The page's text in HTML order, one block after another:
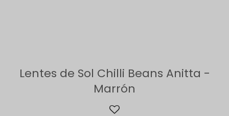
Lentes de Sol Chilli Beans Anitta -
Marrón